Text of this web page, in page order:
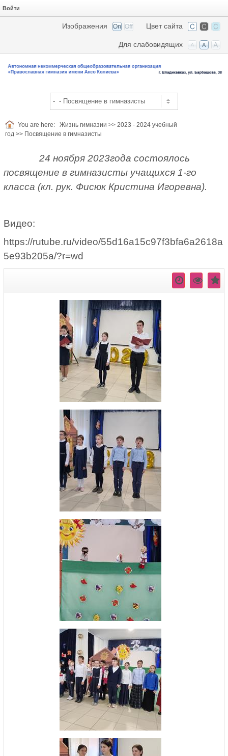
Войти
Цвет сайта
Изображения
Для слабовидящих
You are here: Жизнь гимназии >> 2023 - 2024 учебный
год >> Посвящение в гимназисты
24 ноября 2023года состоялось
посвящение в гимназисты учащихся 1-го
класса (кл. рук. Фисюк Кристина Игоревна).
Видео:
https://rutube.ru/video/55d16a15c97f3bfa6a2618a
5e93b205a/?r=wd